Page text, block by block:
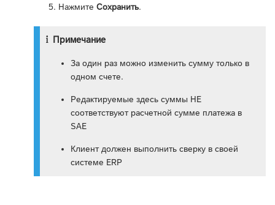
Нажмите Сохранить.
Примечание
За один раз можно изменить сумму только в
одном счете.
Редактируемые здесь суммы НЕ
соответствуют расчетной сумме платежа в
SAE
Клиент должен выполнить сверку в своей
системе ERP